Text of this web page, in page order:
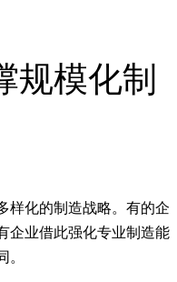
规模化制
样化的制造战略。有的企
企业借此强化专业制造能
。